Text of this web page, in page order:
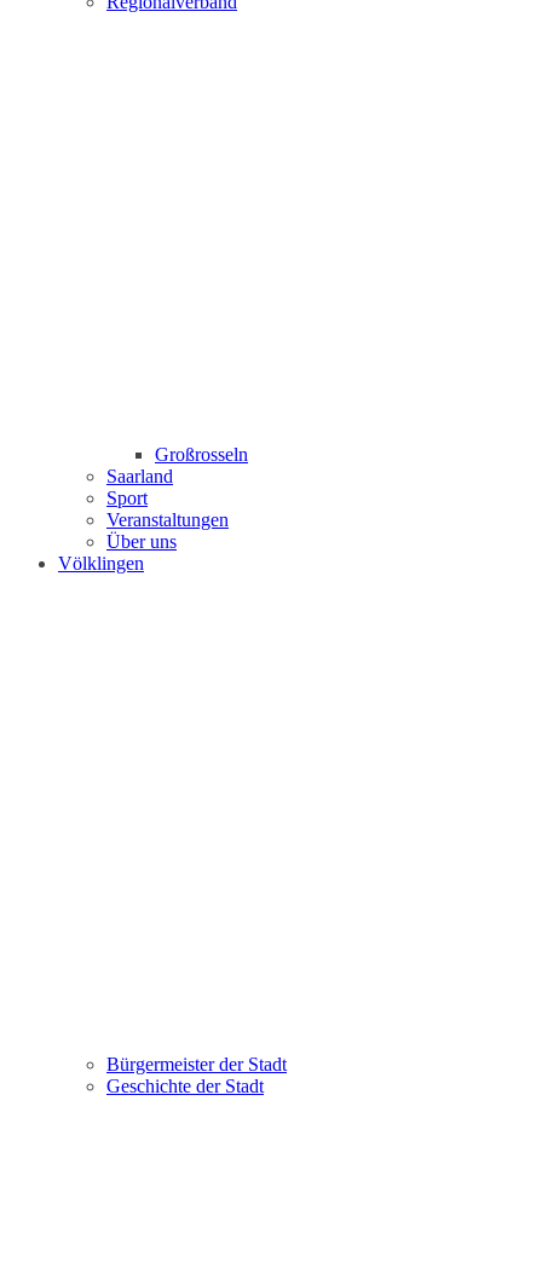
Großrosseln
Saarland
Sport
Veranstaltungen
Über uns
Völklingen
Bürgermeister der Stadt
Geschichte der Stadt